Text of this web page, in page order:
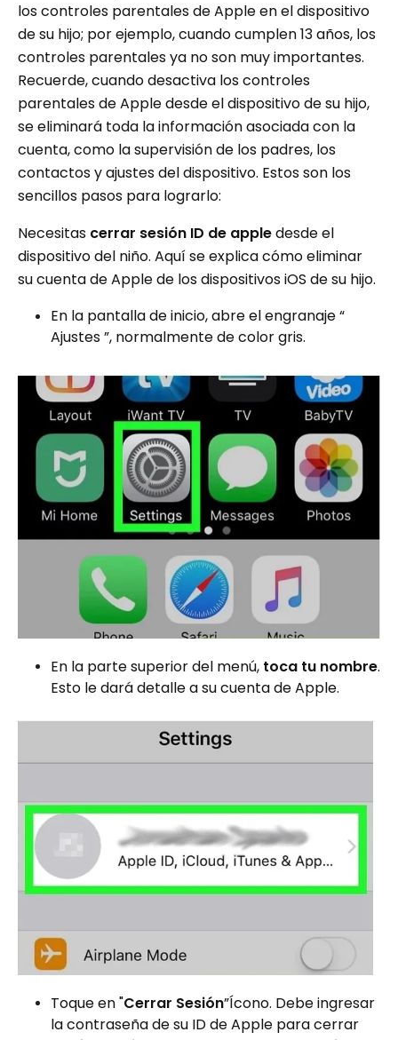
los controles parentales de Apple en el dispositivo
de su hijo; por ejemplo, cuando cumplen 13 años, los
controles parentales ya no son muy importantes.
Recuerde, cuando desactiva los controles
parentales de Apple desde el dispositivo de su hijo,
se eliminará toda la información asociada con la
cuenta, como la supervisión de los padres, los
contactos y ajustes del dispositivo. Estos son los
sencillos pasos para lograrlo:
Necesitas cerrar sesión ID de appledesde el
dispositivo del niño. Aquí se explica cómo eliminar
su cuenta de Apple de los dispositivos iOS de su hijo.
En la pantalla de inicio, abre el engranaje “
Ajustes ”, normalmente de color gris.
En la parte superior del menú, toca tu nombre.
Esto le dará detalle a su cuenta de Apple.
Toque en "Cerrar Sesión”Ícono. Debe ingresar
la contraseña de su ID de Apple para cerrar